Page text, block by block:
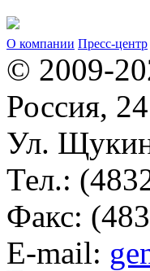
О компании Пресс-центр
© 2009-
Россия,
Ул.
Тел.:
Факс:
Е-mail: